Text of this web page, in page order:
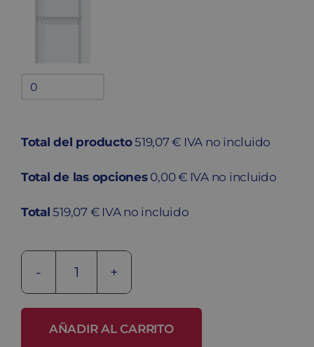
Bandejas
Total del producto519,07 € IVA no incluido
Total de las opciones 0,00 € IVA no incluido
Total 519,07 € IVA no incluido
Taquilla
ECOB-
AÑADIR AL CARRITO